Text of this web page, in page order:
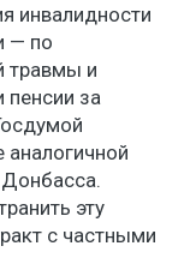
инвалидности
— по
травмы и
пенсии за
аналогичной
эту
с частными